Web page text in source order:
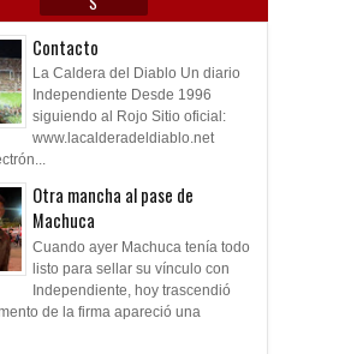
Contacto
La Caldera del Diablo Un diario
Independiente Desde 1996
siguiendo al Rojo Sitio oficial:
www.lacalderadeldiablo.net
Otra mancha al pase de
Machuca
Cuando ayer Machuca tenía todo
listo para sellar su vínculo con
Independiente, hoy trascendió
de la firma apareció una